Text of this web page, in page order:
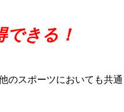
できる！
のスポーツにおいても共